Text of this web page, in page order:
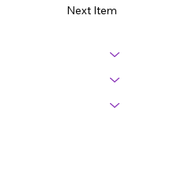
Next Item